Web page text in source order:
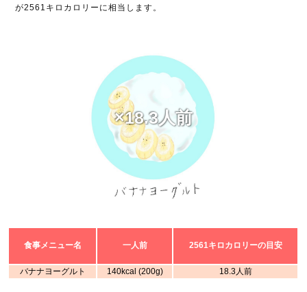
が2561キロカロリーに相当します。
×18.3人前
食事メニュー名 一人前 2561キロカロリーの目安
バナナヨーグルト 140kcal (200g) 18.3人前